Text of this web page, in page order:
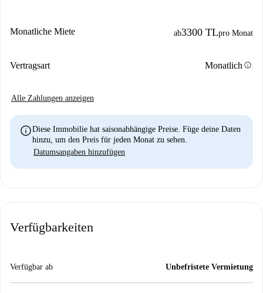
Monatliche Miete ab3300 TLpro Monat
Vertragsart Monatlich info
Alle Zahlungen anzeigen
infoDiese Immobilie hat saisonabhängige Preise. Füge deine Daten
hinzu, um den Preis für jeden Monat zu sehen.
Datumsangaben hinzufügen
Verfügbarkeiten
Verfügbar ab Unbefristete Vermietung